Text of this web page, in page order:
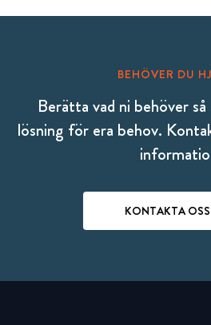
BEHÖVER DU
Berätta vad ni behöver
lösning för era behov.
KONTAKTA OSS